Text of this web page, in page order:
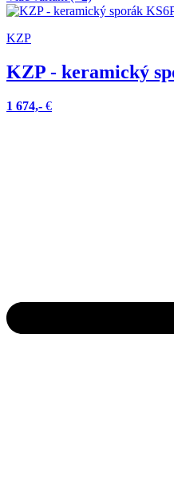
KZP
KZP - keramický
1 674,- €